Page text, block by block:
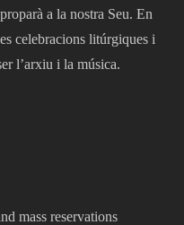
a la nostra Seu. En
celebracions litúrgiques i
l’arxiu i la música.
mass reservations